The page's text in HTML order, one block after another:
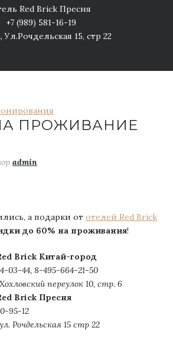
Red Brick Пресня
+7 (989) 581-16-19
Ул.Рочдельская 15, стр 22
ПРОЖИВАНИЕ
admin
а подарки от отелей Red Brick
до 60% на проживания!
Brick Китай-город
03-44, 8-495-664-21-50
переулок 10, стр. 6
Brick Пресня
95-12
Рочдельская 15 стр 22